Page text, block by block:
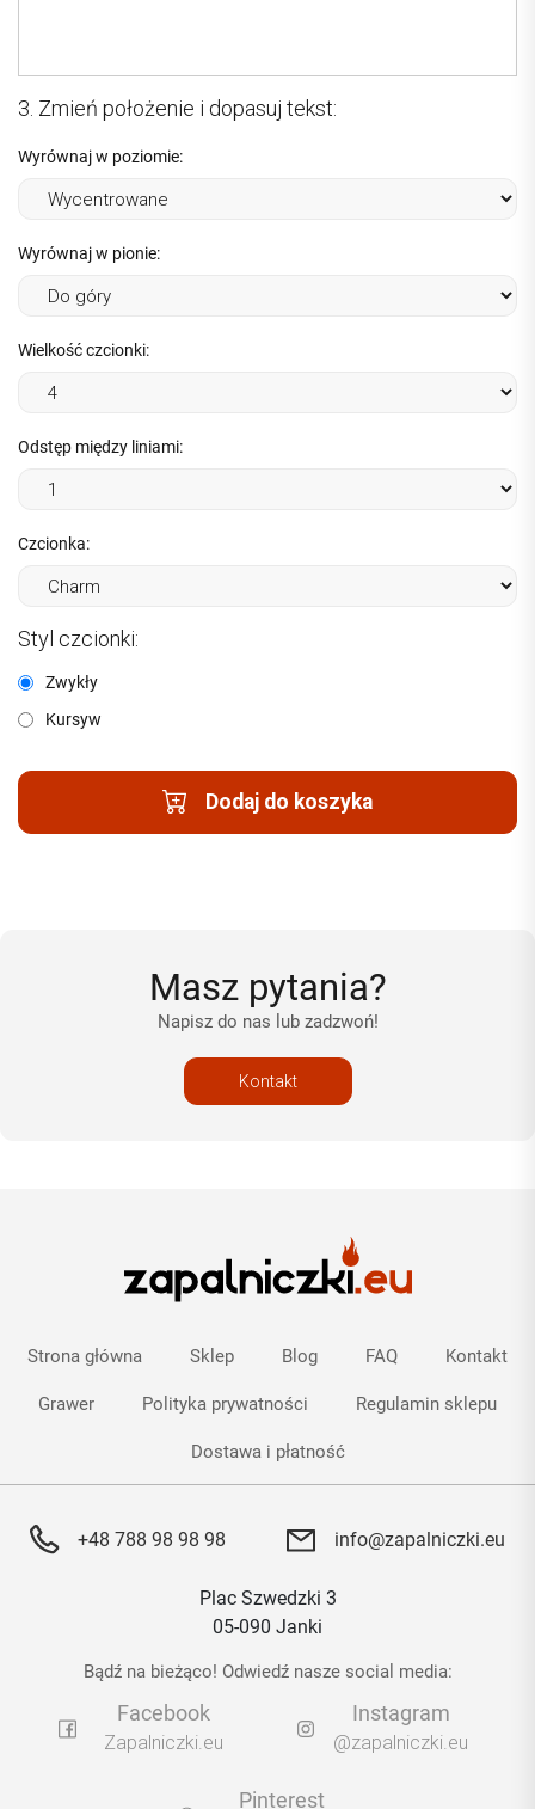
3. Zmień położenie i dopasuj tekst:
Wyrównaj w poziomie:
Wyrównaj w pionie:
Wielkość czcionki:
Odstęp między liniami:
Czcionka:
Styl czcionki:
Zwykły
Kursyw
Dodaj do koszyka
Masz pytania?
Napisz do nas lub zadzwoń!
Kontakt
Strona główna Sklep Blog FAQ Kontakt
Grawer Polityka prywatności Regulamin sklepu
Dostawa i płatność
+48 788 98 98 98 info@zapalniczki.eu
Plac Szwedzki 3
05-090 Janki
Bądź na bieżąco! Odwiedź nasze social media:
Facebook
Zapalniczki.eu
Instagram
@zapalniczki.eu
Pinterest